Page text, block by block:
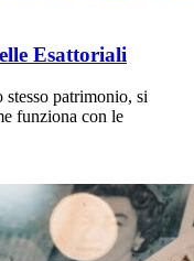
Esattoriali
patrimonio, si
funziona con le